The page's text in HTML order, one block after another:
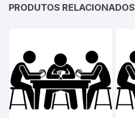
PRODUTOS RELACIONADOS